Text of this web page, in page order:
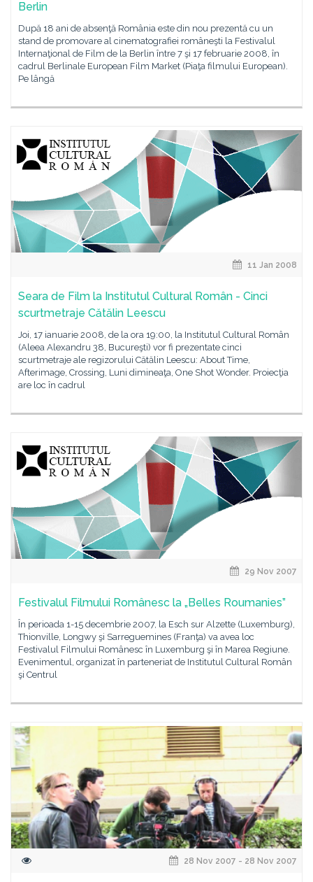
Berlin
După 18 ani de absenţă România este din nou prezentă cu un
stand de promovare al cinematografiei româneşti la Festivalul
Internaţional de Film de la Berlin între 7 şi 17 februarie 2008, în
cadrul Berlinale European Film Market (Piaţa filmului European).
Pe lângă
11 Jan 2008
Seara de Film la Institutul Cultural Român - Cinci
scurtmetraje Cătălin Leescu
Joi, 17 ianuarie 2008, de la ora 19:00, la Institutul Cultural Român
(Aleea Alexandru 38, Bucureşti) vor fi prezentate cinci
scurtmetraje ale regizorului Cătălin Leescu: About Time,
Afterimage, Crossing, Luni dimineaţa, One Shot Wonder. Proiecţia
are loc în cadrul
29 Nov 2007
Festivalul Filmului Românesc la „Belles Roumanies”
În perioada 1-15 decembrie 2007, la Esch sur Alzette (Luxemburg),
Thionville, Longwy şi Sarreguemines (Franţa) va avea loc
Festivalul Filmului Românesc în Luxemburg şi în Marea Regiune.
Evenimentul, organizat în parteneriat de Institutul Cultural Român
şi Centrul
28 Nov 2007 - 28 Nov 2007